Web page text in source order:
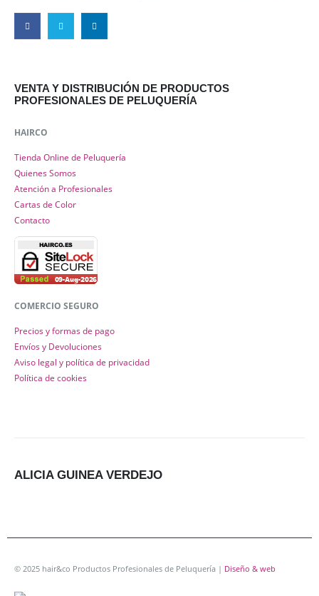
VENTA Y DISTRIBUCIÓN DE PRODUCTOS
PROFESIONALES DE PELUQUERÍA
HAIRCO
Tienda Online de Peluquería
Quienes Somos
Atención a Profesionales
Cartas de Color
Contacto
COMERCIO SEGURO
Precios y formas de pago
Envíos y Devoluciones
Aviso legal y política de privacidad
Política de cookies
ALICIA GUINEA VERDEJO
© 2025 hair&co Productos Profesionales de Peluquería | Diseño & web